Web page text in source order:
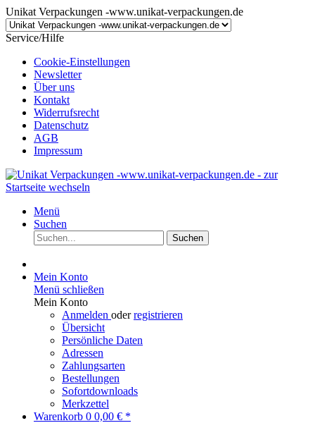
Unikat Verpackungen -www.unikat-verpackungen.de
Service/Hilfe
Cookie-Einstellungen
Newsletter
Über uns
Kontakt
Widerrufsrecht
Datenschutz
AGB
Impressum
Menü
Suchen
Suchen
Mein Konto
Menü schließen
Mein Konto
Anmelden oderregistrieren
Übersicht
Persönliche Daten
Adressen
Zahlungsarten
Bestellungen
Sofortdownloads
Merkzettel
Warenkorb 0 0,00 € *